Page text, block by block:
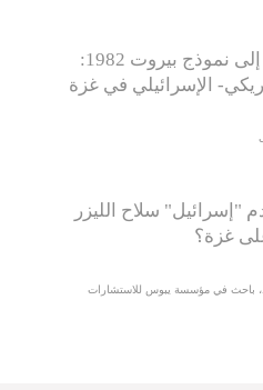
من التهجير إلى نموذج بيروت 1982:
الإسرائيلي في غزة
سلاح الليزر
غزة؟
باحث في مؤسسة يبوس للاستشارات